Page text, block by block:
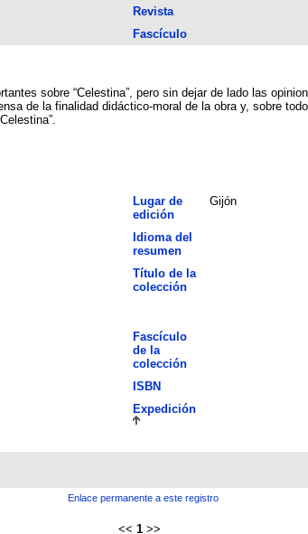
Revista
Fascículo
sobre “Celestina”, pero sin dejar de lado las
de la finalidad didáctico-moral de la obra y, sobre
Lugar de
edición
Gijón
Idioma del
resumen
Título de la
colección
Fascículo
de la
colección
ISBN
Expedición
Enlace permanente a este registro
<< 1 >>